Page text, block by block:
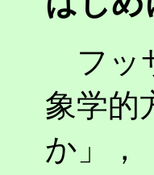
フッ
象学的
か」，